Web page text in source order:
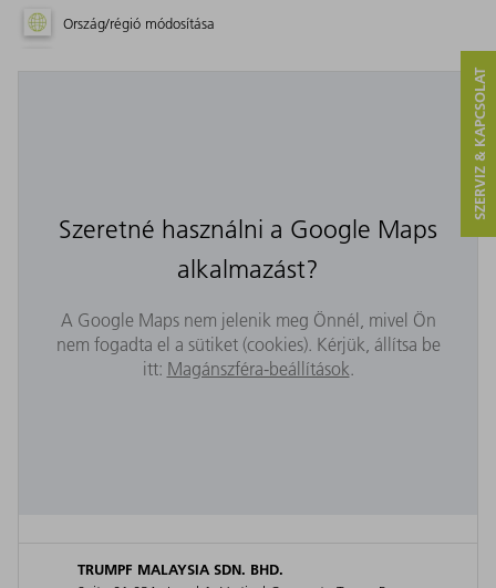
Ország/régió módosítása
Szeretné használni a Google Maps
alkalmazást?
A Google Maps nem jelenik meg Önnél, mivel Ön
nem fogadta el a sütiket (cookies). Kérjük, állítsa be
itt: Magánszféra-beállítások.
TRUMPF MALAYSIA SDN. BHD.
SZERVIZ & KAPCSOLAT